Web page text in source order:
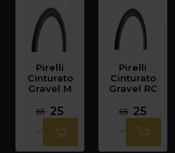
Pirelli
Cinturato
Gravel M
65 25
Pirelli
Cinturato
Gravel RC
65 25